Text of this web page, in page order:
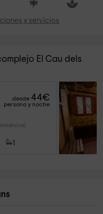
y servicios
El Cau dels
desde 44€
persona y noche